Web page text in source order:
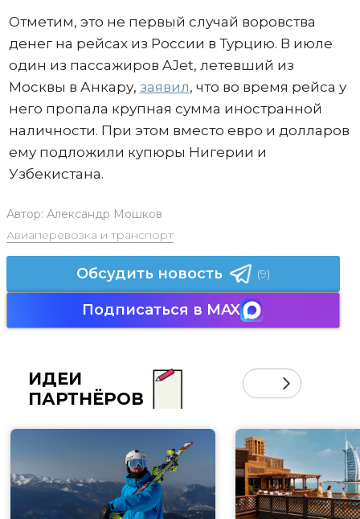
Отметим, это не первый случай воровства
денег на рейсах из России в Турцию. В июле
один из пассажиров AJet, летевший из
Москвы в Анкару, заявил, что во время рейса у
него пропала крупная сумма иностранной
наличности. При этом вместо евро и долларов
ему подложили купюры Нигерии и
Узбекистана.
Автор: Александр Мошков
Авиаперевозка и транспорт
Обсудить новость (9)
Подписаться в MAX
ИДЕИ
ПАРТНЁРОВ